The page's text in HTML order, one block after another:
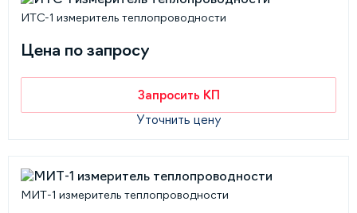
ИТС-1 измеритель теплопроводности
Цена по запросу
Запросить КП
Уточнить цену
МИТ-1 измеритель теплопроводности